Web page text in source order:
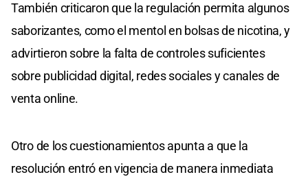
También criticaron que la regulación permita algunos
saborizantes, como el mentol en bolsas de nicotina, y
advirtieron sobre la falta de controles suficientes
sobre publicidad digital, redes sociales y canales de
venta online.
Otro de los cuestionamientos apunta a que la
resolución entró en vigencia de manera inmediata